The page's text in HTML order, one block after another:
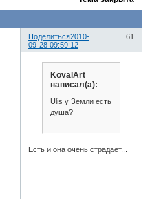
Поделиться 61
2010-
09-28 09:59:12
KovalArt
написал(а):
Ulis у Земли есть
душа?
Есть и она очень страдает...